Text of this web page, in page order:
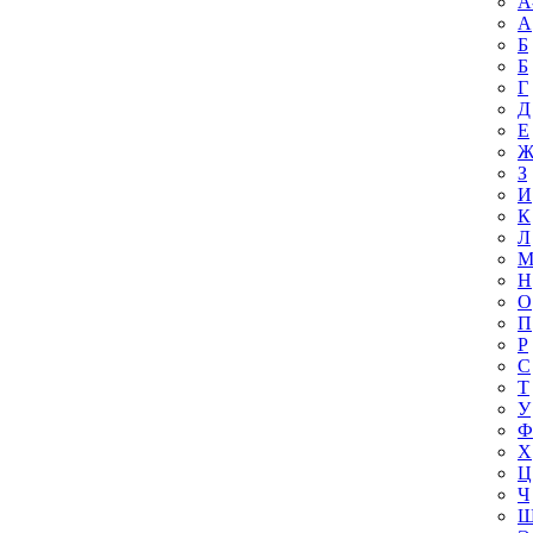
А
Б
Б
Г
Д
Е
Ж
З
И
К
Л
М
Н
О
П
Р
С
Т
У
Ф
Х
Ц
Ч